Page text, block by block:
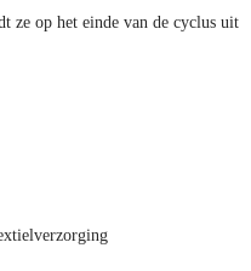
ze op het einde van de cyclus uit